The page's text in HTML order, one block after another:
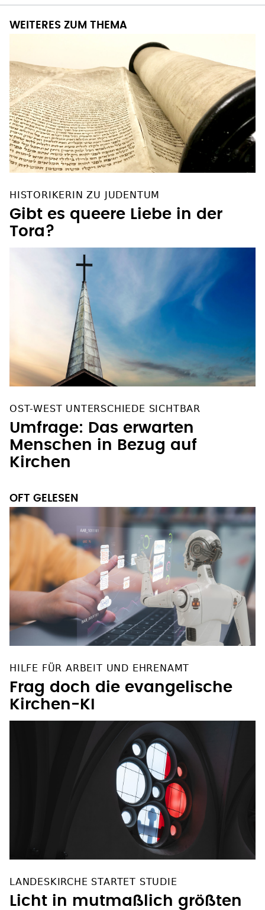
WEITERES ZUM THEMA
HISTORIKERIN ZU JUDENTUM
Gibt es queere Liebe in der
Tora?
OST-WEST UNTERSCHIEDE SICHTBAR
Umfrage: Das erwarten
Menschen in Bezug auf
Kirchen
OFT GELESEN
HILFE FÜR ARBEIT UND EHRENAMT
Frag doch die evangelische
Kirchen-KI
LANDESKIRCHE STARTET STUDIE
Licht in mutmaßlich größten